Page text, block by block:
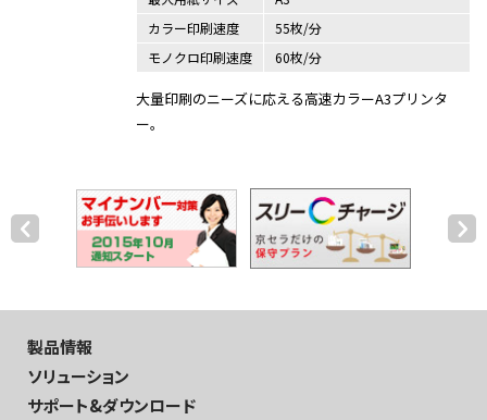
カラー印刷速度
55枚/分
モノクロ印刷速度
60枚/分
大量印刷のニーズに応える高速カラーA3プリンタ
ー。
製品情報
ソリューション
サポート&ダウンロード